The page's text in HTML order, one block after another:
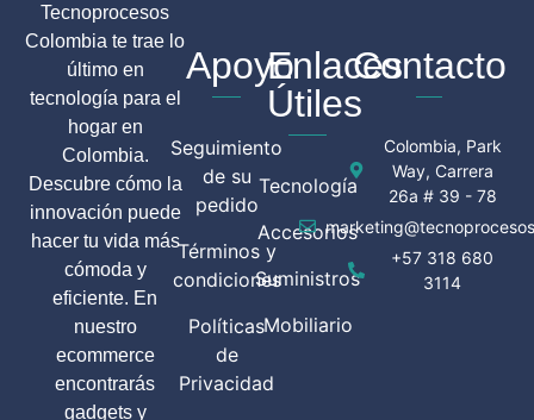
Tecnoprocesos
Colombia te trae lo
último en
tecnología para el
hogar en
Colombia.
Descubre cómo la
innovación puede
hacer tu vida más
cómoda y
eficiente. En
nuestro
ecommerce
encontrarás
gadgets y
Apoyo
Seguimiento
de su
pedido
Términos y
condiciones
Políticas
de
Privacidad
Enlaces
Útiles
Tecnología
Accesorios
Suministros
Mobiliario
Contacto
Colombia, Park
Way, Carrera
26a # 39 - 78
+57 318 680
3114